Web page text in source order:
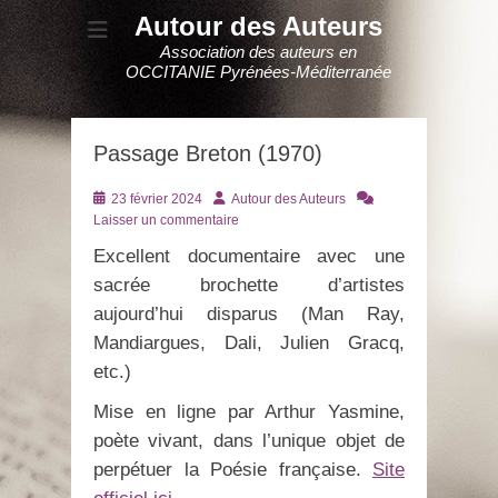
Autour des Auteurs
Association des auteurs en
OCCITANIE Pyrénées-Méditerranée
Passage Breton (1970)
Posté
le
23 février 2024 AuteurAutour des Auteurs
Laisser un commentaire
Excellent documentaire avec une
sacrée brochette d’artistes
aujourd’hui disparus (Man Ray,
Mandiargues, Dali, Julien Gracq,
etc.)
Mise en ligne par Arthur Yasmine,
poète vivant, dans l’unique objet de
perpétuer la Poésie française. Site